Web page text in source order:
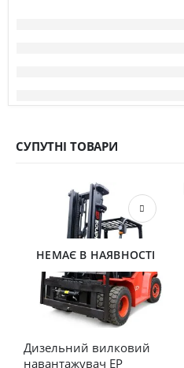
СУПУТНІ ТОВАРИ
НЕМАЄ В НАЯВНОСТІ
Дизельний вилковий
навантажувач EP